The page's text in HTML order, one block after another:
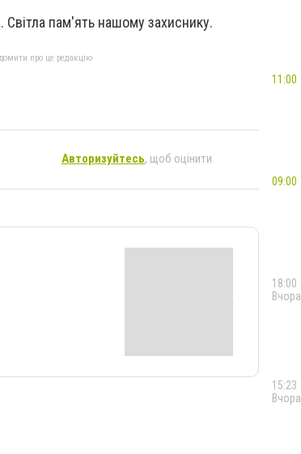
пам'ять нашому захиснику.
про це редакцію
Авторизуйтесь, щоб оцінити
11:00
09:00
18:00
Вчора
15:23
Вчора